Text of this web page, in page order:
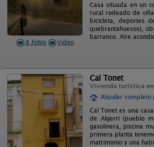
8 Fotos Video
Casa situada en un
rural rodeado de
bicicleta, deportes
quebrantahuesos),
barranco. Aire
Cal Tonet
Vivienda turística en
Alquiler completo
Cal Tonet es una
de Algerri (pueblo
gasolinera, piscina
primera planta
matrimonio y una